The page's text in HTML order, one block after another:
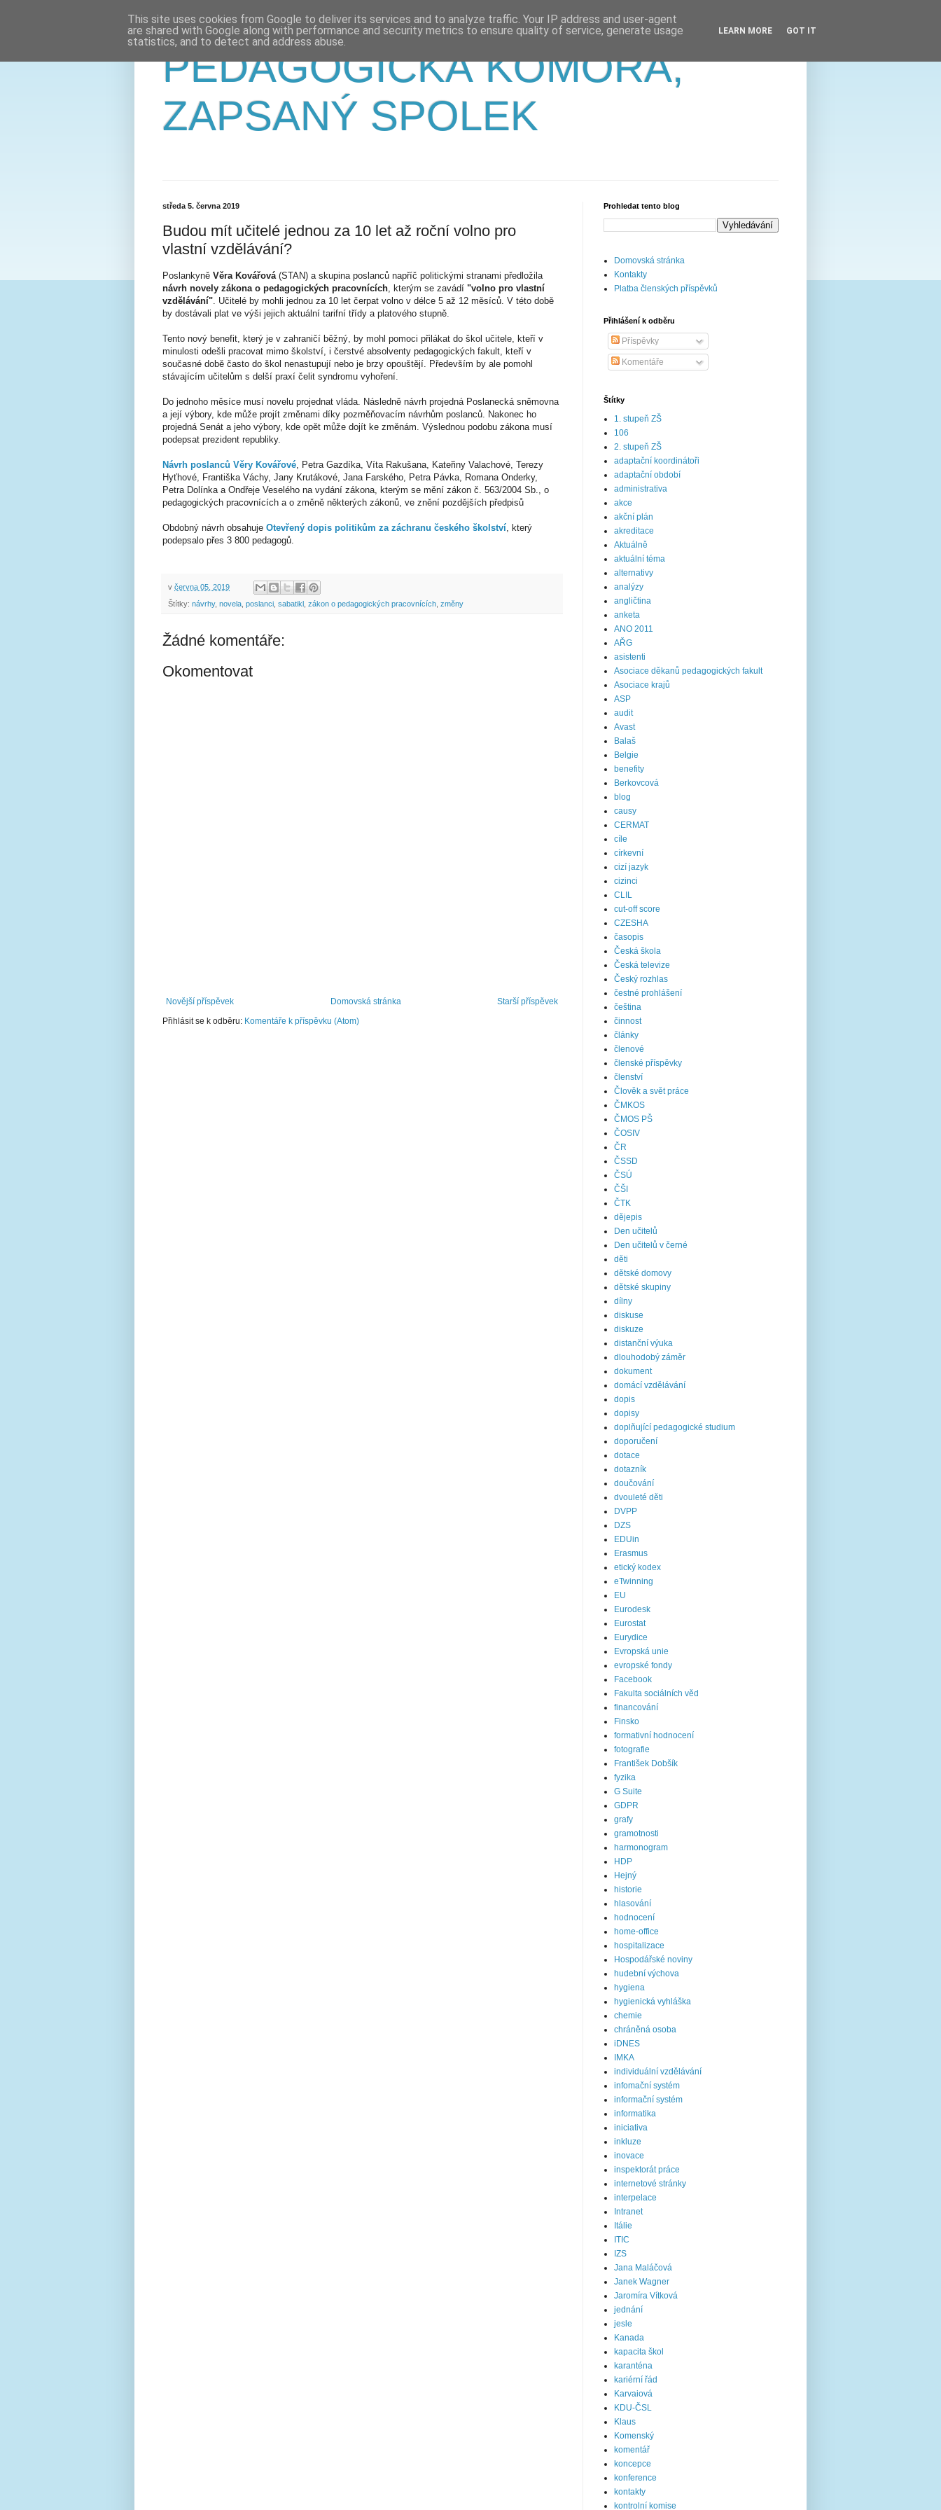
PEDAGOGICKÁ KOMORA,
ZAPSANÝ SPOLEK
středa 5. června 2019
Budou mít učitelé jednou za 10 let až roční volno pro
vlastní vzdělávání?
Poslankyně Věra Kovářová (STAN) a skupina poslanců napříč politickými stranami předložila
návrh novely zákona o pedagogických pracovnících , kterým se zavádí "volno pro vlastní
vzdělávání" . Učitelé by mohli jednou za 10 let čerpat volno v délce 5 až 12 měsíců. V této době
by dostávali plat ve výši jejich aktuální tarifní třídy a platového stupně.
Tento nový benefit, který je v zahraničí běžný, by mohl pomoci přilákat do škol učitele, kteří v
minulosti odešli pracovat mimo školství, i čerstvé absolventy pedagogických fakult, kteří v
současné době často do škol nenastupují nebo je brzy opouštějí. Především by ale pomohl
stávajícím učitelům s delší praxí čelit syndromu vyhoření.
Do jednoho měsíce musí novelu projednat vláda. Následně návrh projedná Poslanecká sněmovna
a její výbory, kde může projít změnami díky pozměňovacím návrhům poslanců. Nakonec ho
projedná Senát a jeho výbory, kde opět může dojít ke změnám. Výslednou podobu zákona musí
podepsat prezident republiky.
Návrh poslanců Věry Kovářové , Petra Gazdíka, Víta Rakušana, Kateřiny Valachové, Terezy
Hyťhové, Františka Váchy, Jany Krutákové, Jana Farského, Petra Pávka, Romana Onderky,
Petra Dolínka a Ondřeje Veselého na vydání zákona, kterým se mění zákon č. 563/2004 Sb., o
pedagogických pracovnících a o změně některých zákonů, ve znění pozdějších předpisů
Obdobný návrh obsahuje Otevřený dopis politikům za záchranu českého školství , který
podepsalo přes 3 800 pedagogů.
v června 05, 2019
Štítky: návrhy, novela poslanci sabatikl zákon o pedagogických pracovnících změny
Žádné komentáře:
Okomentovat
Novější příspěvek Starší příspěvek
Domovská stránka
Přihlásit se k odběru: Komentáře k příspěvku (Atom)
Prohledat tento blog
Domovská stránka
Kontakty
Platba členských příspěvků
Přihlášení k odběru
Příspěvky
Komentáře
Štítky
1. stupeň ZŠ
106
2. stupeň ZŠ
adaptační koordinátoři
adaptační období
administrativa
akce
akční plán
akreditace
Aktuálně
aktuální téma
alternativy
analýzy
angličtina
anketa
ANO 2011
AŘG
asistenti
Asociace děkanů pedagogických fakult
Asociace krajů
ASP
audit
Avast
Balaš
Belgie
benefity
Berkovcová
blog
causy
CERMAT
cíle
církevní
cizí jazyk
cizinci
CLIL
cut-off score
CZESHA
časopis
Česká škola
Česká televize
Český rozhlas
čestné prohlášení
čeština
činnost
články
členové
členské příspěvky
členství
Člověk a svět práce
ČMKOS
ČMOS PŠ
ČOSIV
ČR
ČSSD
ČSÚ
ČŠI
ČTK
dějepis
Den učitelů
Den učitelů v černé
děti
dětské domovy
dětské skupiny
dílny
diskuse
diskuze
distanční výuka
dlouhodobý záměr
dokument
domácí vzdělávání
dopis
dopisy
doplňující pedagogické studium
doporučení
dotace
dotazník
doučování
dvouleté děti
DVPP
DZS
EDUin
Erasmus
etický kodex
eTwinning
EU
Eurodesk
Eurostat
Eurydice
Evropská unie
evropské fondy
Facebook
Fakulta sociálních věd
financování
Finsko
formativní hodnocení
fotografie
František Dobšík
fyzika
G Suite
GDPR
grafy
gramotnosti
harmonogram
HDP
Hejný
historie
hlasování
hodnocení
home-office
hospitalizace
Hospodářské noviny
hudební výchova
hygiena
hygienická vyhláška
chemie
chráněná osoba
iDNES
IMKA
individuální vzdělávání
infomační systém
informační systém
informatika
iniciativa
inkluze
inovace
inspektorát práce
internetové stránky
interpelace
Intranet
Itálie
ITIC
IZS
Jana Maláčová
Janek Wagner
Jaromíra Vítková
jednání
jesle
Kanada
kapacita škol
karanténa
kariérní řád
Karvaiová
KDU-ČSL
Klaus
Komenský
komentář
koncepce
konference
kontakty
kontrolní komise
This site uses cookies from Google to deliver its services and to analyze traffic. Your IP address and user-agent
are shared with Google along with performance and security metrics to ensure quality of service, generate usage
statistics, and to detect and address abuse.
LEARN MORE GOT IT